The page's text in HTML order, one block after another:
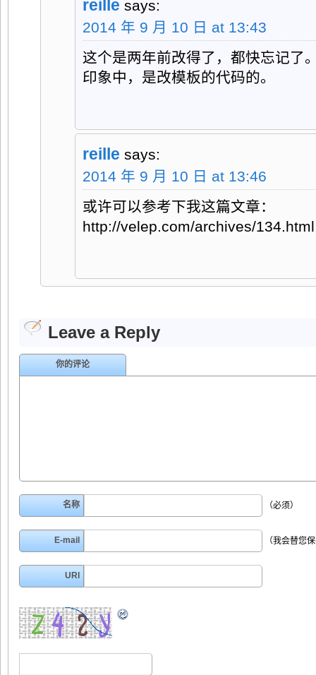
reille says:
2014 年 9 月 10 日 at 13:43
这个是两年前改得了，都快忘记了
印象中，是改模板的代码的。
reille says:
2014 年 9 月 10 日 at 13:46
或许可以参考下我这篇文章：
http://velep.com/archives/134.html
Leave a Reply
你的评论
名称 （必须）
E-mail （我会替您
URI